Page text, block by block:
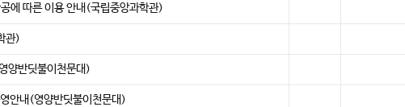
에 따른 이용 안내(국립중앙과학관)
관)
양반딧불이천문대)
안내(영양반딧불이천문대)